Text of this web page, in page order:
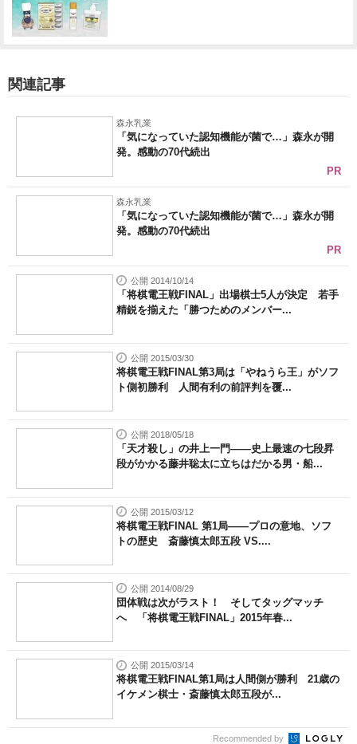
関連記事
森永乳業
「気になっていた認知機能が菌で…」森永が開
発。感動の70代続出
PR
森永乳業
「気になっていた認知機能が菌で…」森永が開
発。感動の70代続出
PR
公開 2014/10/14
「将棋電王戦FINAL」出場棋士5人が決定 若手
精鋭を揃えた「勝つためのメンバー...
公開 2015/03/30
将棋電王戦FINAL第3局は「やねうら王」がソフ
ト側初勝利 人間有利の前評判を覆...
公開 2018/05/18
「天才殺し」の井上一門――史上最速の七段昇
段がかかる藤井聡太に立ちはだかる男・船...
公開 2015/03/12
将棋電王戦FINAL 第1局――プロの意地、ソフ
トの歴史 斎藤慎太郎五段 VS....
公開 2014/08/29
団体戦は次がラスト！ そしてタッグマッチ
へ 「将棋電王戦FINAL」2015年春...
公開 2015/03/14
将棋電王戦FINAL第1局は人間側が勝利 21歳の
イケメン棋士・斎藤慎太郎五段が...
Recommended by